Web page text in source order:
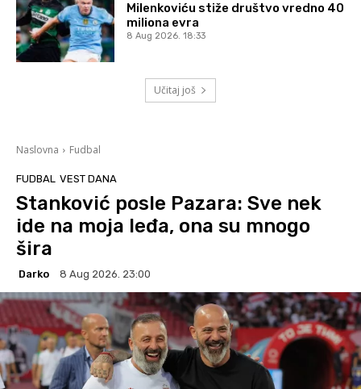
Milenkoviću stiže društvo vredno 40
miliona evra
8 Aug 2026. 18:33
Učitaj još